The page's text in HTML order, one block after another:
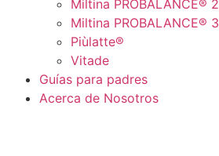
Miltina PROBALANCE® 2
Miltina PROBALANCE® 3
Piùlatte®
Vitade
Guías para padres
Acerca de Nosotros